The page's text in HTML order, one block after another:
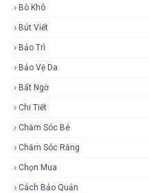
Bò Khô
Bút Viết
Bảo Trì
Bảo Vệ Da
Bất Ngờ
Chi Tiết
Chăm Sóc Bé
Chăm Sóc Răng
Chọn Mua
Cách Bảo Quản